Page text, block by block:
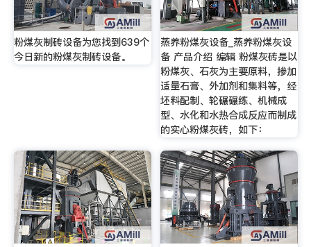
粉煤灰制砖设备为您找到639个
今日新的粉煤灰制砖设备。
蒸养粉煤灰设备_蒸养粉煤灰设
备 产品介绍 编辑 粉煤灰砖是以
粉煤灰、石灰为主要原料，掺加
适量石膏、外加剂和集料等，经
坯料配制、轮碾碾练、机械成
型、水化和水热合成反应而制成
的实心粉煤灰砖，如下：